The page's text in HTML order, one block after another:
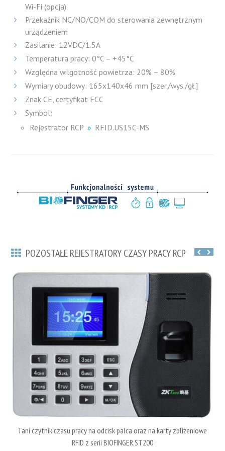
Wi-Fi (opcja)
Przekaźnik NC/NO/COM do sterowania zewnętrznym
urządzeniem
Zasilanie: 12VDC/1.5A
Temperatura pracy: 0°C – +45°C
Względna wilgotność powietrza: 20% – 80%
Wymiary obudowy: 165x140x46 mm [szer./wys./gł.]
Znak CE, certyfikat FCC
Symbol:
Rejestrator RCP» RFID.US15C-MS
POZOSTAŁE REJESTRATORY CZASY PRACY RCP
Tani czytnik czasu pracy na odcisk palca oraz na karty zbliżeniowe
RFID z serii BIOFINGER.ST200